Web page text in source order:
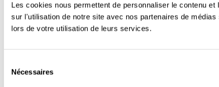
Les cookies nous permettent de personnaliser le contenu
sur l'utilisation de notre site avec nos partenaires de
lors de votre utilisation de leurs services.
Nécessaires